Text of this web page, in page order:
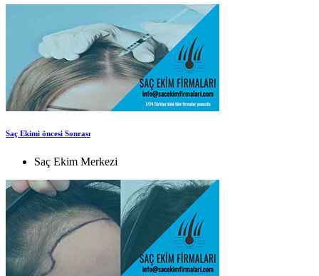
Saç Ekimi öncesi Sonrası
Saç Ekim Merkezi